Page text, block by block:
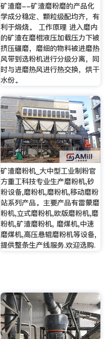
矿渣磨--矿渣磨粉磨的产品化
学成分稳定、颗粒级配均齐，有
利于煅烧。 工作原理 进入磨内
的矿渣在磨棍液压加载压力下被
挤压碾磨，磨细的物料被进磨热
风带到选粉机进行分级分离，同
时与进磨热风进行热交换，烘干
水份。
矿渣磨粉机_大中型工业制粉官
方重工科技专业生产磨粉机,砂
粉设备,磨粉机,磨粉机,移动磨粉
站系列产品。主要产品有雷蒙磨
粉机,立式磨粉机,欧版磨粉机,磨
粉机,矿渣磨粉机, 磨煤机,中速
磨煤机,高压悬辊磨粉机等设备,
提供整条生产线服务.欢迎选购.